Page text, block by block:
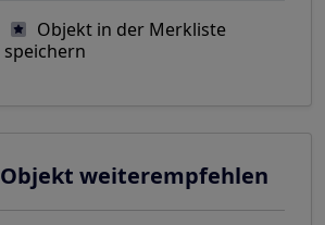
Objekt in der Merkliste
speichern
Objekt weiterempfehlen